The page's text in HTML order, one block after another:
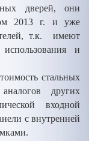
дверей, они
2013 г. и уже
т.к. имеют
и
стальных
других
входной
с внутренней